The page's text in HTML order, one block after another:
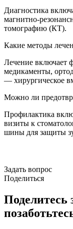
Диагностика
магнитно-
томографию (КТ).
Какие методы
Лечение включает
медикаменты,
— хирургическое
Можно ли
Профилактика
визиты к
шины для защиты
Задать вопрос
Поделиться